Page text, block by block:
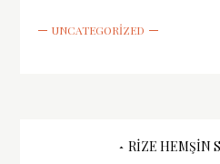
UNCATEGORIZED
RIZE HEMŞIN